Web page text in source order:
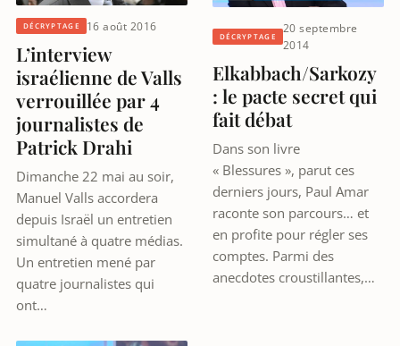
DÉCRYPTAGE 16 août 2016
L’interview
israélienne de Valls
verrouillée par 4
journalistes de
Patrick Drahi
Dimanche 22 mai au soir,
Manuel Valls accordera
depuis Israël un entretien
simultané à quatre médias.
Un entretien mené par
quatre journalistes qui
ont…
DÉCRYPTAGE
20 septembre
2014
Elkabbach/Sarkozy
: le pacte secret qui
fait débat
Dans son livre
« Blessures », parut ces
derniers jours, Paul Amar
raconte son parcours… et
en profite pour régler ses
comptes. Parmi des
anecdotes croustillantes,…